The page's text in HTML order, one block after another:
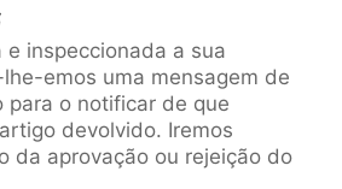
inspeccionada a sua
emos uma mensagem de
para o notificar de que
devolvido. Iremos
da aprovação ou rejeição do